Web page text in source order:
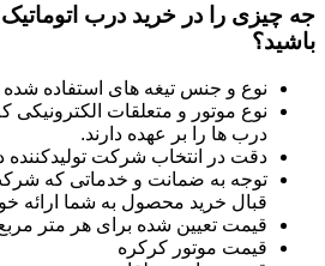
جه چیزی را در خرید درب
باشید؟
نوع و جنس تیغه های استفاده
نوع موتور و متعلقات الکترونیکی
درب ها را بر عهده دارند.
دقت در انتخاب شرکت تولیدکننده
توجه به ضمانت و خدماتی که شرکت
قبال خرید محصول به شما ارائه
قیمت تعیین شده برای هر متر
قیمت موتور کرکره